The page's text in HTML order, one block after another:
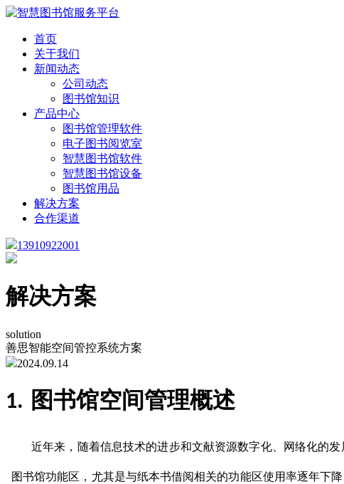
首页
关于我们
新闻动态
公司动态
图书馆知识
产品中心
图书馆管理软件
电子图书阅览室
智慧图书馆软件
智慧图书馆设备
图书馆用品
解决方案
合作渠道
13910922001
解决方案
solution
善思智能空间管控系统方案
2024.09.14
1. 图书馆空间管理概述
近年来，随着信息技术的进步和文献资源数字化、网络化的发
图书馆功能区，尤其是与纸本书借阅相关的功能区使⽤率逐年下